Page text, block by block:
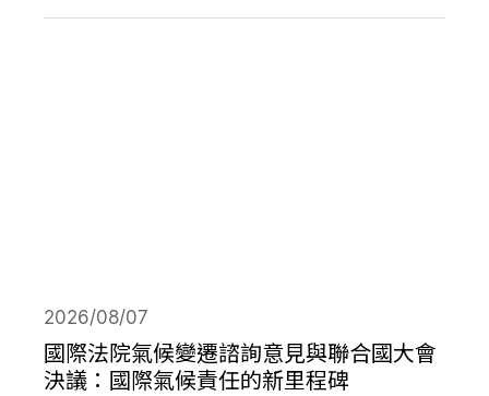
來更高水溫的「超級聖嬰現象」，屆時有可能打
國際法院氣候變遷諮詢意見與聯合國大會
決議：國際氣候責任的新里程碑
2026/08/07